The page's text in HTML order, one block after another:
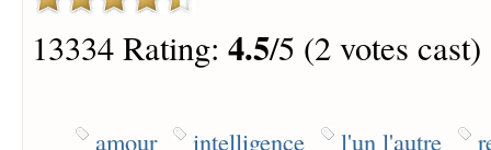
13334 Rating: 4.5/5 (2 votes cast)
amour intelligence l'un l'autre